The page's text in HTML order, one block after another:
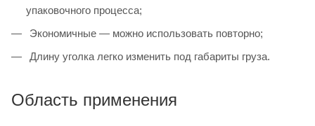
упаковочного процесса;
Экономичные — можно использовать повторно;
Длину уголка легко изменить под габариты груза.
Область применения